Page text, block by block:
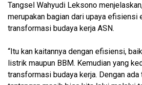
Tangsel Wahyudi Leksono
merupakan bagian dari upaya efisiensi
transformasi budaya kerja ASN.
“Itu kan kaitannya dengan efisiensi,
listrik maupun BBM. Kemudian yang
transformasi budaya kerja. Dengan